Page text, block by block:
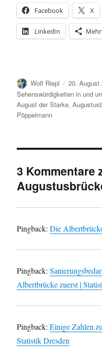
Facebook X
LinkedIn Mehr
Autor
Wolf Riepl
am
20. August
Sehenswürdigkeiten in und
August der Starke,
Pöppelmann
3 Kommentare
Pingback:Die
Pingback:
Albertbrücke zuerst |
Pingback:Einige Zahlen
Statistik Dresden